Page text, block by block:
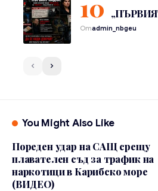
Отadmin_nbgeu
You Might Also Like
Пореден удар на САЩ срещу
плавателен съд за трафик на
наркотици в Карибско море
(ВИДЕО)